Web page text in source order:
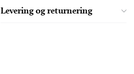
Levering og returnering